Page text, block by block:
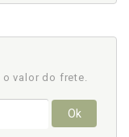
o valor do frete.
Ok